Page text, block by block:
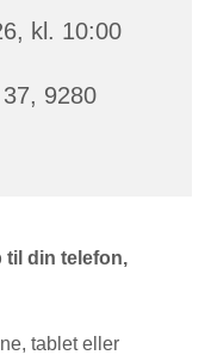
kl. 10:00
9280
til din telefon,
tablet eller